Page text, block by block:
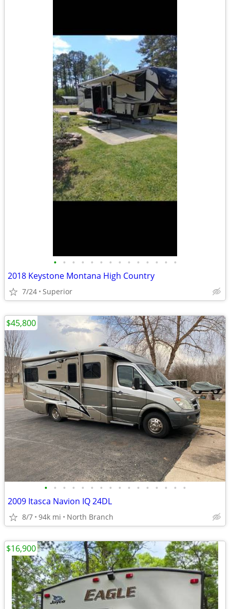
• • • • • • • • • • • • • •
2018 Keystone Montana High Country
7/24 Superior
• • • • • • • • • • • • • • • •
2009 Itasca Navion IQ 24DL
8/7 94k mi North Branch
$45,800
$16,900